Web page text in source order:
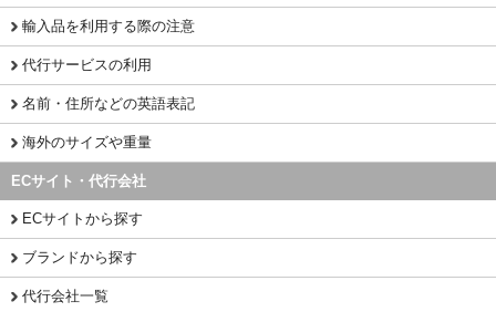
輸入品を利用する際の注意
代行サービスの利用
名前・住所などの英語表記
海外のサイズや重量
ECサイト・代行会社
ECサイトから探す
ブランドから探す
代行会社一覧